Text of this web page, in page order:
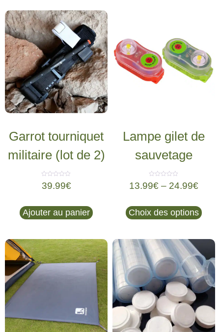
Garrot tourniquet
militaire (lot de 2)
Note
0
39.99€
Ajouter au panier
Lampe gilet de
sauvetage
Note
0
13.99€ – 24.99€
Choix des options